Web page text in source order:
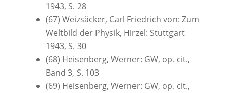
1943, S. 28
(67) Weizsäcker, Carl Friedrich von: Zum
Weltbild der Physik, Hirzel: Stuttgart
1943, S. 30
(68) Heisenberg, Werner: GW, op. cit.,
Band 3, S. 103
(69) Heisenberg, Werner: GW, op. cit.,